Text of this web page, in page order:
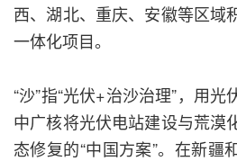
西、湖北、重庆、安徽等区域
一体化项目。
“沙”指“光伏+治沙治理”，用光
中广核将光伏电站建设与荒漠
态修复的“中国方案”。在新疆